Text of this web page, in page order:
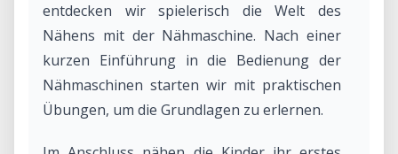
entdecken wir spielerisch die Welt des
Nähens mit der Nähmaschine. Nach einer
kurzen Einführung in die Bedienung der
Nähmaschinen starten wir mit praktischen
Übungen, um die Grundlagen zu erlernen.